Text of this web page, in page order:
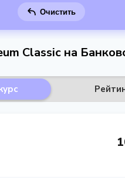
Очистить
Classic на